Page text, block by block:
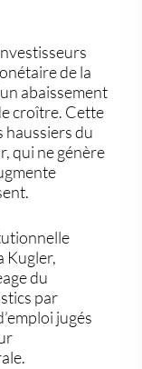
de la
abaissement
croître. Cette
haussiers du
qui ne génère
Kugler,
du
par
jugés